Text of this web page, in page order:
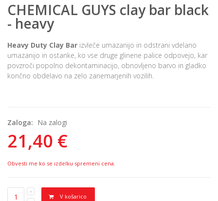
CHEMICAL GUYS clay bar black
- heavy
Heavy Duty Clay Bar izvleče umazanijo in odstrani vdelano
umazanijo in ostanke, ko vse druge glinene palice odpovejo, kar
povzroči popolno dekontaminacijo, obnovljeno barvo in gladko
končno obdelavo na zelo zanemarjenih vozilih.
Zaloga: Na zalogi
21,40 €
Obvesti me ko se izdelku spremeni cena.
V košarico